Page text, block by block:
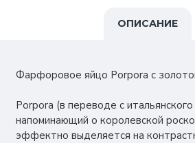
ОПИСАНИЕ
Фарфоровое яйцо Porpora с
Porpora (в переводе с
напоминающий о королевской
эффектно выделяется на